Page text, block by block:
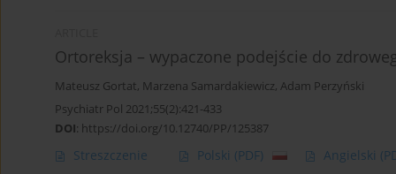
Ortoreksja – wypaczone podejście do
Mateusz Gortat, Marzena Samardakiewicz, Adam Perzyński
Psychiatr Pol 2021;55(2):421-433
DOI: https://doi.org/10.12740/PP/125387
Streszczenie Polski (PDF) Angielski